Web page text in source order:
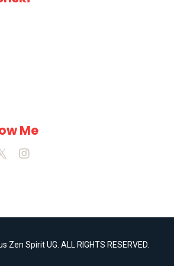
Me
Zen Spirit UG. ALL RIGHTS RESERVED.